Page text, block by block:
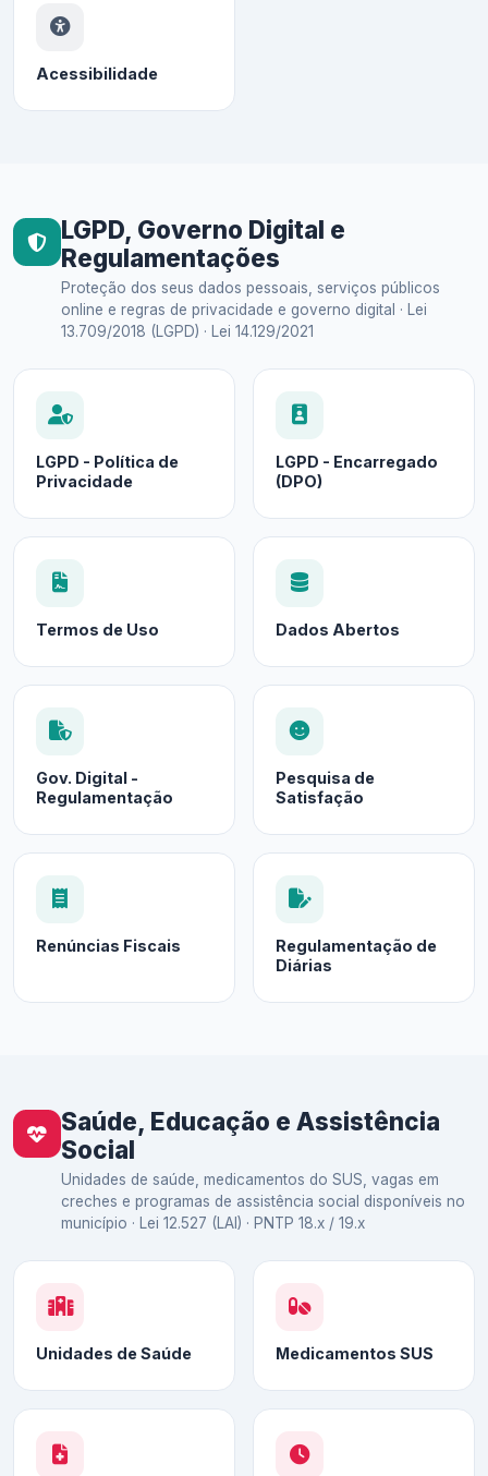
Acessibilidade
LGPD, Governo Digital e
Regulamentações
Proteção dos seus dados pessoais, serviços públicos
online e regras de privacidade e governo digital · Lei
13.709/2018 (LGPD) · Lei 14.129/2021
LGPD - Política de
Privacidade
LGPD - Encarregado
(DPO)
Termos de Uso Dados Abertos
Gov. Digital -
Regulamentação
Pesquisa de
Satisfação
Renúncias Fiscais
Regulamentação de
Diárias
Saúde, Educação e Assistência
Social
Unidades de saúde, medicamentos do SUS, vagas em
creches e programas de assistência social disponíveis no
município · Lei 12.527 (LAI) · PNTP 18.x / 19.x
Unidades de Saúde Medicamentos SUS